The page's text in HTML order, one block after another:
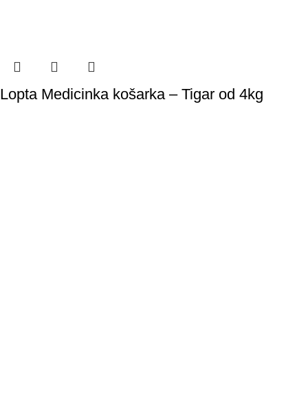
Lopta Medicinka košarka – Tigar od 4kg